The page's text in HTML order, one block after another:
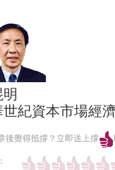
世紀資本市場經
後覺得抵撐？立即送上撐